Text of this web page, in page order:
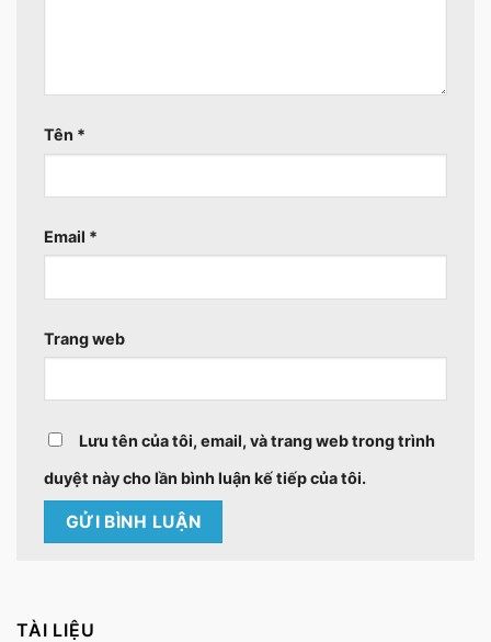
TÀI LIỆU
Tên *
Email *
Trang web
Lưu tên của tôi, email, và trang web trong trình
duyệt này cho lần bình luận kế tiếp của tôi.